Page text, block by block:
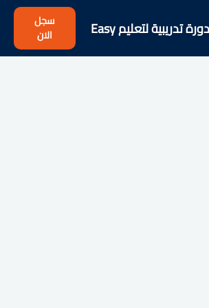
كورس - دورة تدريبية لتعليم Easy
German - Pronunciation
سجل
الان